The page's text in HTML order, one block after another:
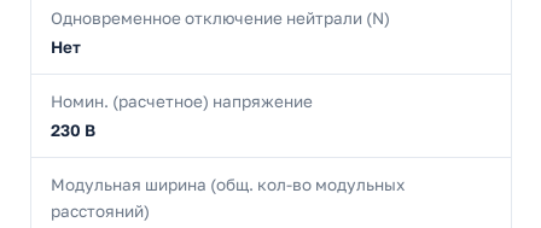
Одновременное отключение нейтрали (N)
Нет
Номин. (расчетное) напряжение
230 В
Модульная ширина (общ. кол-во модульных
расстояний)